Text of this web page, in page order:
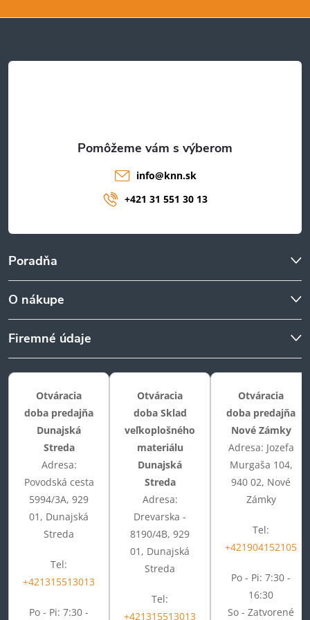
t
Poradňa
O nákupe
Firemné údaje
info@knn.sk
+421 31 551 30 13
Otváracia
doba predajňa
Dunajská
Streda
Adresa:
Povodská cesta
5994/3A, 929
01, Dunajská
Streda
Tel:
+421315513013
Po - Pi: 7:30 -
Otváracia
doba Sklad
veľkoplošného
materiálu
Dunajská
Streda
Adresa:
Drevarska -
8190/4B, 929
01, Dunajská
Streda
Tel:
+421315513013
Otváracia
doba predajňa
Nové Zámky
Adresa: Jozefa
Murgaša 104,
940 02, Nové
Zámky
Tel:
+421904152105
Po - Pi: 7:30 -
16:30
So - Zatvorené